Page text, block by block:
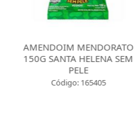
AMENDOIM MENDORATO
150G SANTA HELENA SEM
PELE
Código: 165405